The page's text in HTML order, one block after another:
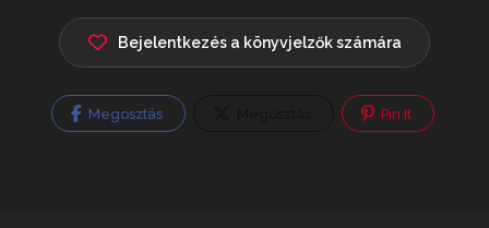
Bejelentkezés a könyvjelzők számára
Megosztás Pin It